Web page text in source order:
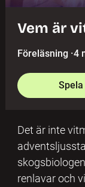
Vem är
Föreläsning ·4
Spela
Det är inte
renlavar och